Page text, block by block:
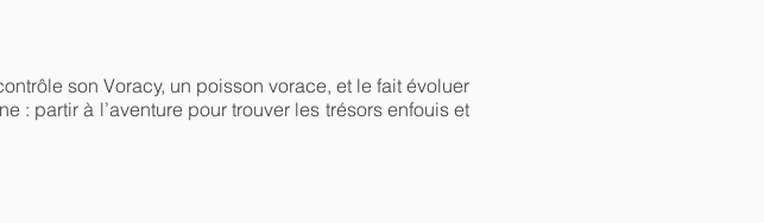
son Voracy, un poisson vorace, et le fait évoluer
: partir à l’aventure pour trouver les trésors enfouis et